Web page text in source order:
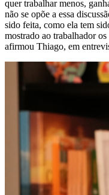
quer trabalhar menos,
não se opõe a essa
sido feita, como ela tem
mostrado ao trabalhador
afirmou Thiago, em